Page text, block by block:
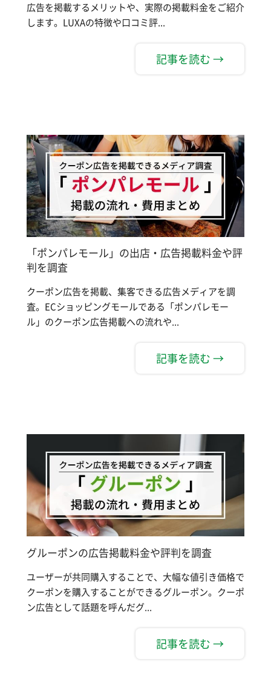
広告を掲載するメリットや、実際の掲載料金をご紹介
します。LUXAの特徴や口コミ評...
記事を読む →
「ポンパレモール」の出店・広告掲載料金や評
判を調査
クーポン広告を掲載、集客できる広告メディアを調
査。ECショッピングモールである「ポンパレモー
ル」のクーポン広告掲載への流れや...
記事を読む →
グルーポンの広告掲載料金や評判を調査
ユーザーが共同購入することで、大幅な値引き価格で
クーポンを購入することができるグルーポン。クーポ
ン広告として話題を呼んだグ...
記事を読む →